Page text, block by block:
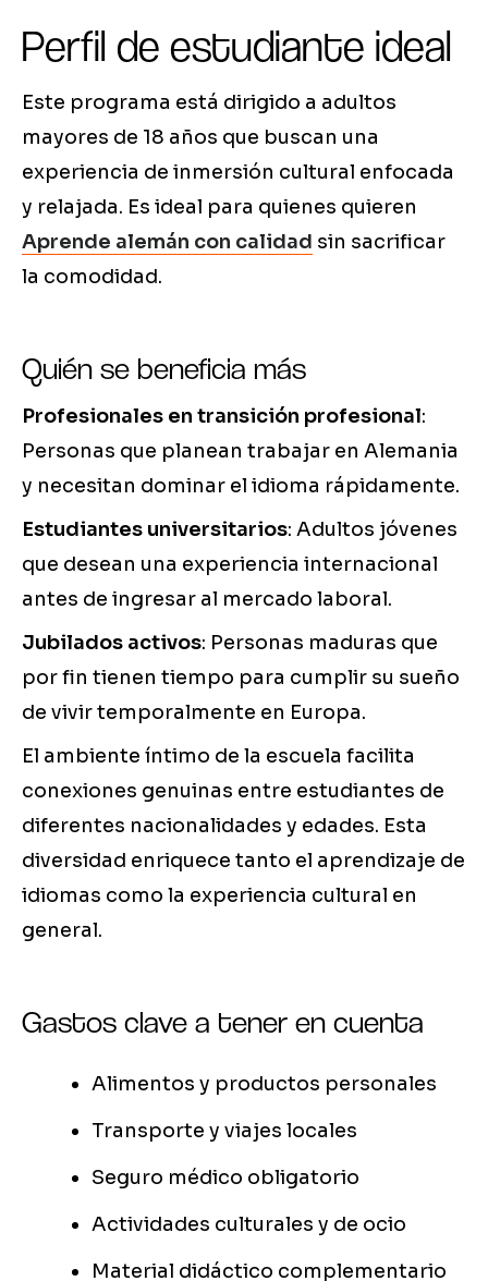
Perfil de estudiante ideal
Este programa está dirigido a adultos
mayores de 18 años que buscan una
experiencia de inmersión cultural enfocada
y relajada. Es ideal para quienes quieren
Aprende alemán con calidad sin sacrificar
la comodidad.
Quién se beneficia más
Profesionales en transición profesional:
Personas que planean trabajar en Alemania
y necesitan dominar el idioma rápidamente.
Estudiantes universitarios: Adultos jóvenes
que desean una experiencia internacional
antes de ingresar al mercado laboral.
Jubilados activos: Personas maduras que
por fin tienen tiempo para cumplir su sueño
de vivir temporalmente en Europa.
El ambiente íntimo de la escuela facilita
conexiones genuinas entre estudiantes de
diferentes nacionalidades y edades. Esta
diversidad enriquece tanto el aprendizaje de
idiomas como la experiencia cultural en
general.
Gastos clave a tener en cuenta
Alimentos y productos personales
Transporte y viajes locales
Seguro médico obligatorio
Actividades culturales y de ocio
Material didáctico complementario